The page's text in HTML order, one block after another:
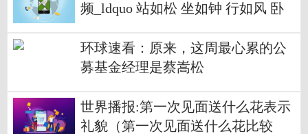
频_ldquo 站如松 坐如钟 行如风 卧
环球速看：原来，这周最心累的公
募基金经理是蔡嵩松
世界播报:第一次见面送什么花表示
礼貌（第一次见面送什么花比较